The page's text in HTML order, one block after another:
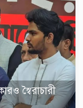
স্বৈরাচারী